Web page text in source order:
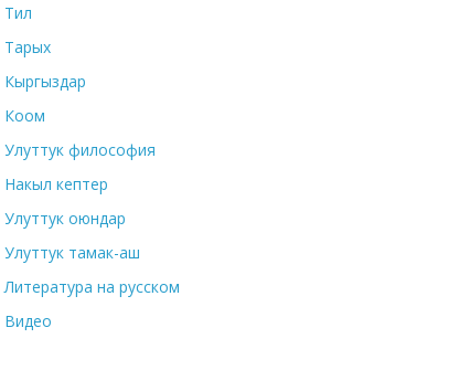
Тил
Тарых
Кыргыздар
Коом
Улуттук философия
Накыл кептер
Улуттук оюндар
Улуттук тамак-аш
Литература на русском
Видео